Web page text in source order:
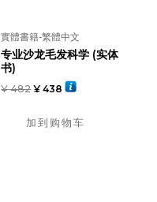
實體書籍-繁體中文
专业沙龙毛发科学 (实体
书)
¥482 ¥ 438
加到购物车